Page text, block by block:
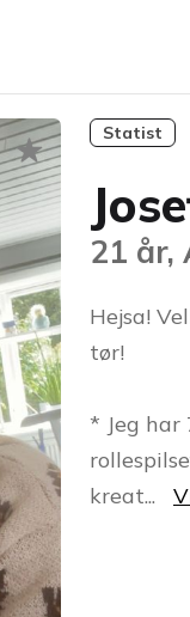
Statist
21 år,
Hejsa!
tør!
* Jeg har
kreat...